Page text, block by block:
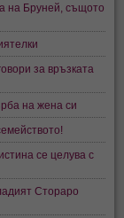
на Бруней, същото
за връзката
на жена си
се целува с
Стораро